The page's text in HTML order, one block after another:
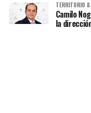
TERRITORIO
Camilo
la